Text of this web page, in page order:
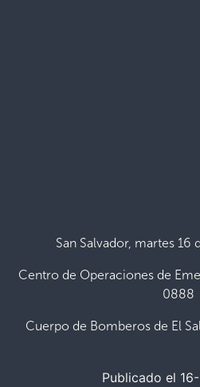
San Salvador, martes 16
Centro de Operaciones de
0888
Cuerpo de Bomberos de El
Publicado el